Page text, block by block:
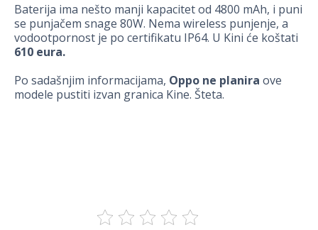
Baterija ima nešto manji kapacitet od 4800 mAh, i puni
se punjačem snage 80W. Nema wireless punjenje, a
vodootpornost je po certifikatu IP64. U Kini će koštati
610 eura.
Po sadašnjim informacijama, Oppo ne planira ove
modele pustiti izvan granica Kine. Šteta.